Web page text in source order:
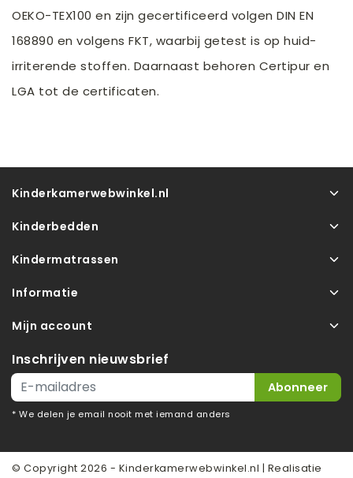
OEKO-TEX100 en zijn gecertificeerd volgen DIN EN
168890 en volgens FKT, waarbij getest is op huid-
irriterende stoffen. Daarnaast behoren Certipur en
LGA tot de certificaten.
Kinderkamerwebwinkel.nl
Kinderbedden
Kindermatrassen
Informatie
Mijn account
Inschrijven nieuwsbrief
Abonneer
* We delen je email nooit met iemand anders
© Copyright 2026 - Kinderkamerwebwinkel.nl | Realisatie